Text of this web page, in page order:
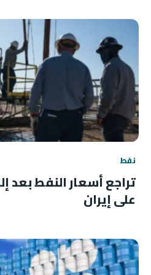
نفط
تراجع أسعار النفط بعد
على إيران